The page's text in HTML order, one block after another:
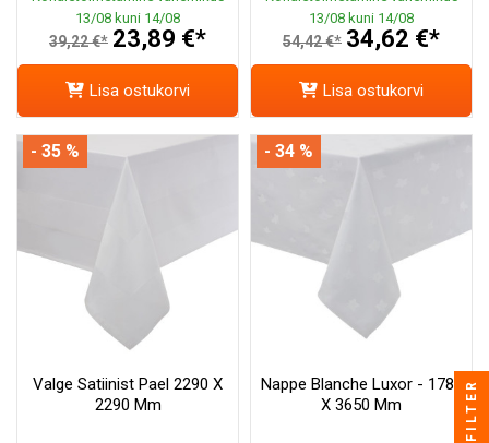
13/08 kuni 14/08
39,22 €* 23,89 €*
Lisa ostukorvi
13/08 kuni 14/08
54,42 €* 34,62 €*
Lisa ostukorvi
Valge Satiinist Pael 2290 X
2290 Mm
- 35 %
Nappe Blanche Luxor - 1780
X 3650 Mm
- 34 %
FILTER